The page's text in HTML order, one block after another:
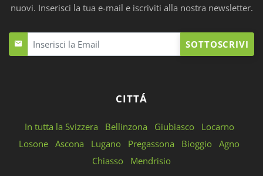
nuovi. Inserisci la tua e-mail e iscriviti alla nostra newsletter.
SOTTOSCRIVI
CITTÁ
In tutta la Svizzera Bellinzona Giubiasco
Locarno
Losone Ascona Lugano Pregassona Bioggio Agno
Chiasso
Mendrisio